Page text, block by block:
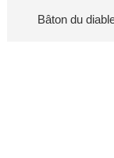
Bâton du